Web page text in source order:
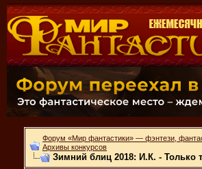
Форум «Мир фантастики» — фэнтези,
Архивы конкурсов
Зимний блиц 2018: И.К. - Только